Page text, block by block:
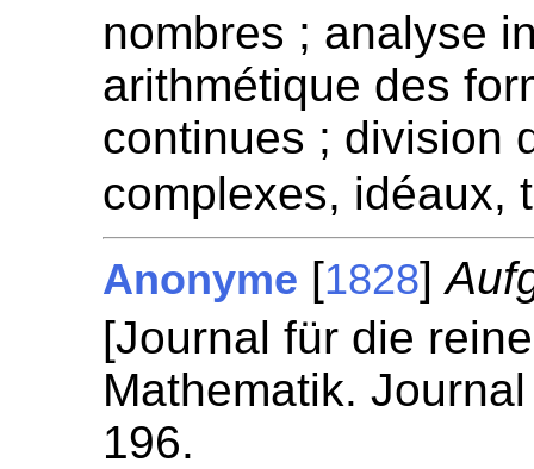
nombres ; analyse
arithmétique des
continues ; division
complexes, idéaux,
Anonyme [1828]
[Journal für die
Mathematik.
196.